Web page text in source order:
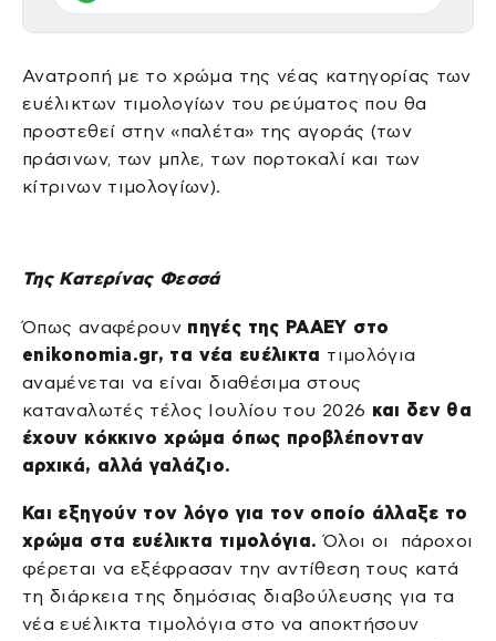
Ανατροπή με το χρώμα της νέας κατηγορίας των
ευέλικτων τιμολογίων του ρεύματος που θα
προστεθεί στην «παλέτα» της αγοράς (των
πράσινων, των μπλε, των πορτοκαλί και των
κίτρινων τιμολογίων).
Της Κατερίνας Φεσσά
Όπως αναφέρουν πηγές της ΡΑΑΕΥ στο
enikonomia.gr, τα νέα ευέλικτα τιμολόγια
αναμένεται να είναι διαθέσιμα στους
καταναλωτές τέλος Ιουλίου του 2026 και δεν θα
έχουν κόκκινο χρώμα όπως προβλέπονταν
αρχικά, αλλά γαλάζιο.
Και εξηγούν τον λόγο για τον οποίο άλλαξε το
χρώμα στα ευέλικτα τιμολόγια.Όλοι οι πάροχοι
φέρεται να εξέφρασαν την αντίθεση τους κατά
τη διάρκεια της δημόσιας διαβούλευσης για τα
νέα ευέλικτα τιμολόγια στο να αποκτήσουν